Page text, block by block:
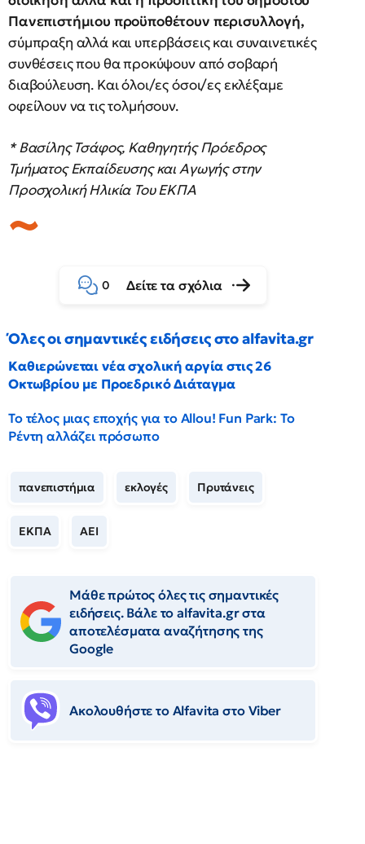
Πανεπιστήμιου προϋποθέτουν περισυλλογή,
σύμπραξη αλλά και υπερβάσεις και συναινετικές
συνθέσεις που θα προκύψουν από σοβαρή
διαβούλευση. Και όλοι/ες όσοι/ες εκλέξαμε
οφείλουν να τις τολμήσουν.
* Βασίλης Τσάφος, Καθηγητής Πρόεδρος
Τμήματος Εκπαίδευσης και Αγωγής στην
Προσχολική Ηλικία Του ΕΚΠΑ
0 Δείτε τα σχόλια
Όλες οι σημαντικές ειδήσεις στο alfavita.gr
Καθιερώνεται νέα σχολική αργία στις 26
Οκτωβρίου με Προεδρικό Διάταγμα
Το τέλος μιας εποχής για το Allou! Fun Park: Το
Ρέντη αλλάζει πρόσωπο
πανεπιστήμια εκλογές Πρυτάνεις
ΕΚΠΑ ΑΕΙ
Μάθε πρώτος όλες τις σημαντικές
ειδήσεις. Βάλε το alfavita.gr στα
αποτελέσματα αναζήτησης της
Google
Ακολουθήστε το Αlfavita στο Viber